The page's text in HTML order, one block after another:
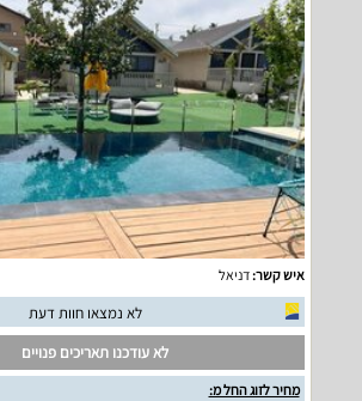
איש קשר:דניאל
לא נמצאו חוות דעת
לא עודכנו תאריכים פנויים
מחיר לזוג החל מ: